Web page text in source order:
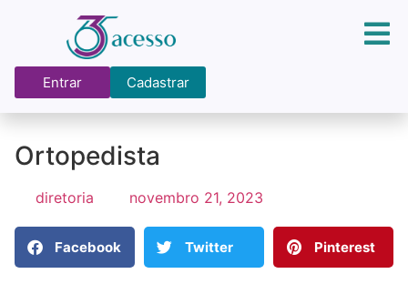
Entrar Cadastrar
Ortopedista
diretoria novembro 21, 2023
Facebook Twitter Pinterest